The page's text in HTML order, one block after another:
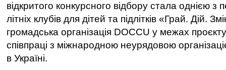
відкритого конкурсного відбору стала однією
літніх клубів для дітей та підлітків «Грай. Дій.
громадська організація DOCCU у межах
співпраці з міжнародною неурядовою
в Україні.